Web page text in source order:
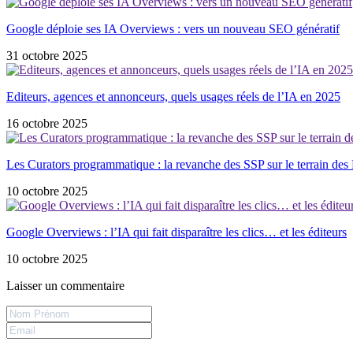
Google déploie ses IA Overviews : vers un nouveau SEO génératif
31 octobre 2025
Editeurs, agences et annonceurs, quels usages réels de l’IA en 2025
16 octobre 2025
Les Curators programmatique : la revanche des SSP sur le terrain des
10 octobre 2025
Google Overviews : l’IA qui fait disparaître les clics… et les éditeurs
10 octobre 2025
Laisser un commentaire